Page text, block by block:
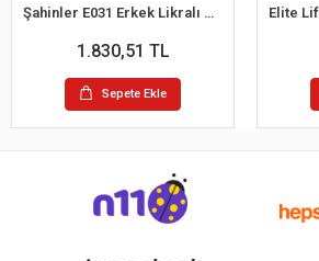
Şahinler E031 Erkek Likralı Boxer Külot 6lı Paket Siyah S
1.830,51 TL
Sepete Ekle